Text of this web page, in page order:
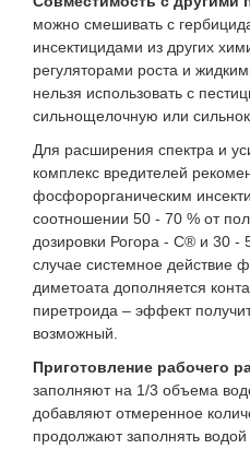
можно смешивать с
инсектицидами из других
регуляторами роста и
нельзя использовать с
сильнощелочную или
Для расширения спектра и
комплекс вредителей
фосфорорганическим
соотношении 50 - 70 % от
дозировки Рогора - С® и 30
случае системное действие
диметоата дополняется
пиретроида – эффект
возможный.
Приготовление рабочего
заполняют на 1/3 объема
добавляют отмеренное
продолжают заполнять